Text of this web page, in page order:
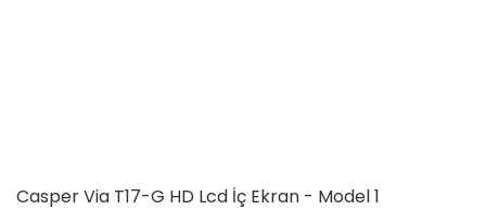
Casper Via T17-G HD Lcd İç Ekran - Model 1